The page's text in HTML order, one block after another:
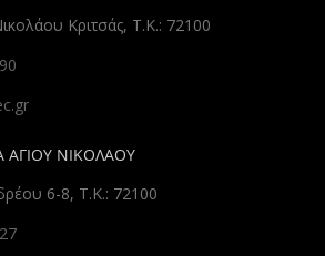
Κριτσάς, Τ.Κ.: 72100
ΝΙΚΟΛΑΟΥ
6-8, Τ.Κ.: 72100